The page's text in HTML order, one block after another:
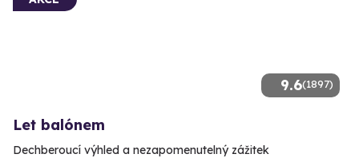
9.6(1897)
Let balónem
Dechberoucí výhled a nezapomenutelný zážitek